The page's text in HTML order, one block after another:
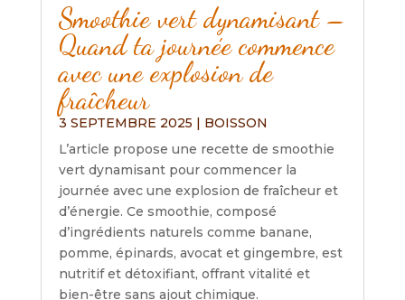
Smoothie vert dynamisant –
Quand ta journée commence
avec une explosion de
fraîcheur
3 SEPTEMBRE 2025 | BOISSON
L’article propose une recette de smoothie
vert dynamisant pour commencer la
journée avec une explosion de fraîcheur et
d’énergie. Ce smoothie, composé
d’ingrédients naturels comme banane,
pomme, épinards, avocat et gingembre, est
nutritif et détoxifiant, offrant vitalité et
bien-être sans ajout chimique.